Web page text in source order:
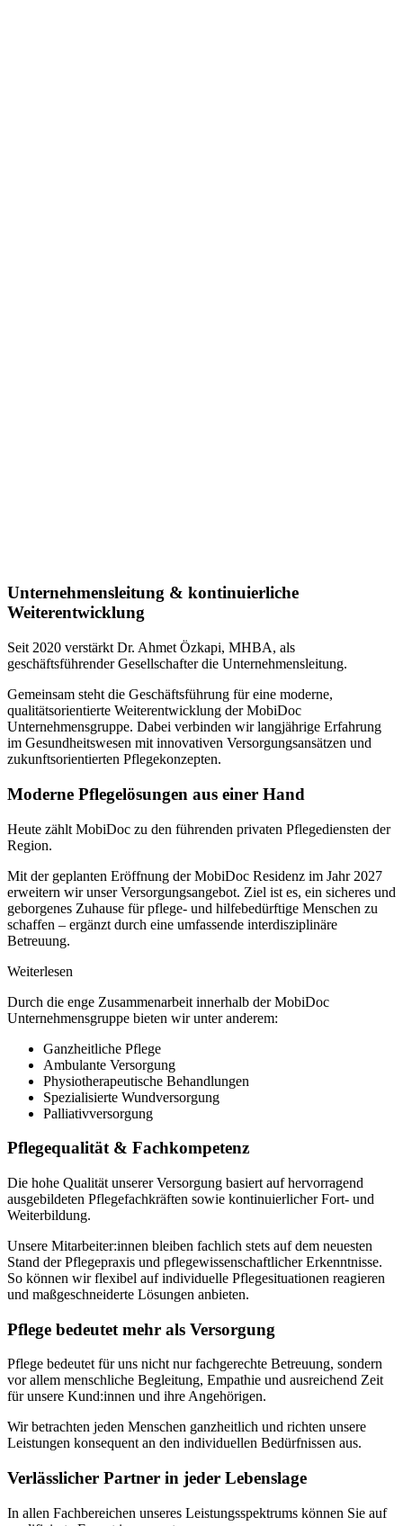
Unternehmensleitung & kontinuierliche
Weiterentwicklung
Seit 2020 verstärkt Dr. Ahmet Özkapi, MHBA, als
geschäftsführender Gesellschafter die Unternehmensleitung.
Gemeinsam steht die Geschäftsführung für eine moderne,
qualitätsorientierte Weiterentwicklung der MobiDoc
Unternehmensgruppe. Dabei verbinden wir langjährige Erfahrung
im Gesundheitswesen mit innovativen Versorgungsansätzen und
zukunftsorientierten Pflegekonzepten.
Moderne Pflegelösungen aus einer Hand
Heute zählt MobiDoc zu den führenden privaten Pflegediensten der
Region.
Mit der geplanten Eröffnung der MobiDoc Residenz im Jahr 2027
erweitern wir unser Versorgungsangebot. Ziel ist es, ein sicheres und
geborgenes Zuhause für pflege- und hilfebedürftige Menschen zu
schaffen – ergänzt durch eine umfassende interdisziplinäre
Betreuung.
Weiterlesen
Durch die enge Zusammenarbeit innerhalb der MobiDoc
Unternehmensgruppe bieten wir unter anderem:
Ganzheitliche Pflege
Ambulante Versorgung
Physiotherapeutische Behandlungen
Spezialisierte Wundversorgung
Palliativversorgung
Pflegequalität & Fachkompetenz
Die hohe Qualität unserer Versorgung basiert auf hervorragend
ausgebildeten Pflegefachkräften sowie kontinuierlicher Fort- und
Weiterbildung.
Unsere Mitarbeiter:innen bleiben fachlich stets auf dem neuesten
Stand der Pflegepraxis und pflegewissenschaftlicher Erkenntnisse.
So können wir flexibel auf individuelle Pflegesituationen reagieren
und maßgeschneiderte Lösungen anbieten.
Pflege bedeutet mehr als Versorgung
Pflege bedeutet für uns nicht nur fachgerechte Betreuung, sondern
vor allem menschliche Begleitung, Empathie und ausreichend Zeit
für unsere Kund:innen und ihre Angehörigen.
Wir betrachten jeden Menschen ganzheitlich und richten unsere
Leistungen konsequent an den individuellen Bedürfnissen aus.
Verlässlicher Partner in jeder Lebenslage
In allen Fachbereichen unseres Leistungsspektrums können Sie auf